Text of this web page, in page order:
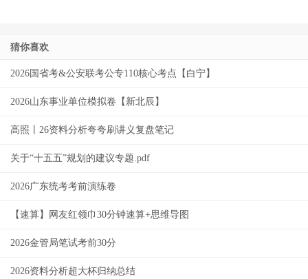
猜你喜欢
2026国省考&公安联考公专110核心考点【白宁】
2026山东事业单位模拟卷【新北辰】
高照丨26资料分析夸夸刷讲义复盘笔记
关于“十五五”规划的建议专题.pdf
2026广东统考考前演练卷
【速算】网友红领巾30分钟速算+思维导图
2026金管局笔试考前30分
2026资料分析超大杯归纳总结